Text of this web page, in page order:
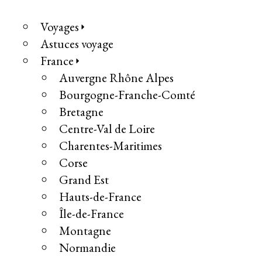
Voyages
Astuces voyage
France
Auvergne Rhône Alpes
Bourgogne-Franche-Comté
Bretagne
Centre-Val de Loire
Charentes-Maritimes
Corse
Grand Est
Hauts-de-France
Île-de-France
Montagne
Normandie